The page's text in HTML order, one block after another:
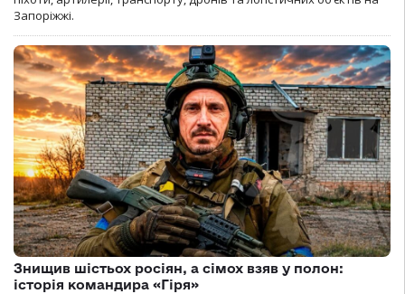
Запоріжжі.
Знищив шістьох росіян, а сімох взяв у полон:
історія командира «Гіря»